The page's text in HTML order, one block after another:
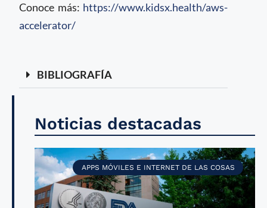
Conoce más: https://www.kidsx.health/aws-
accelerator/
BIBLIOGRAFÍA
Noticias destacadas
APPS MÓVILES E INTERNET DE LAS COSAS